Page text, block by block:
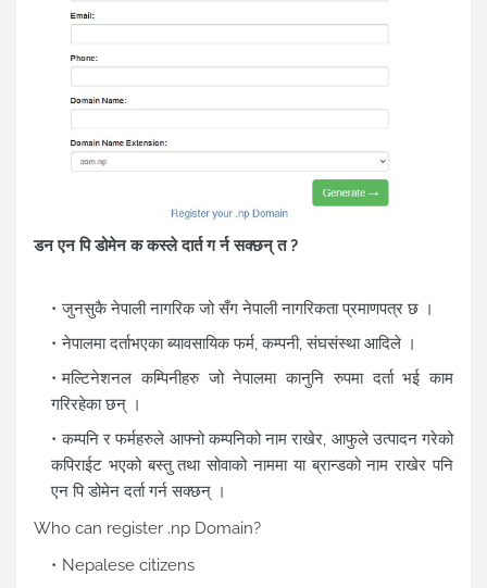
डन एन पि डोमेन क कस्ले दार्त ग र्न सक्छन् त ?
जुनसुकै नेपाली नागरिक जो सँग नेपाली नागरिकता प्रमाणपत्र छ ।
नेपालमा दर्ताभएका ब्यावसायिक फर्म, कम्पनी, संघसंस्था आदिले ।
मल्टिनेशनल कम्पिनीहरु जो नेपालमा कानुनि रुपमा दर्ता भई काम
गरिरहेका छन् ।
कम्पनि र फर्महरुले आफ्नो कम्पनिको नाम राखेर, आफुले उत्पादन गरेको
कपिराईट भएको बस्तु तथा सोवाको नाममा या ब्रान्डको नाम राखेर पनि
एन पि डोमेन दर्ता गर्न सक्छन् ।
Who can register .np Domain?
Nepalese citizens